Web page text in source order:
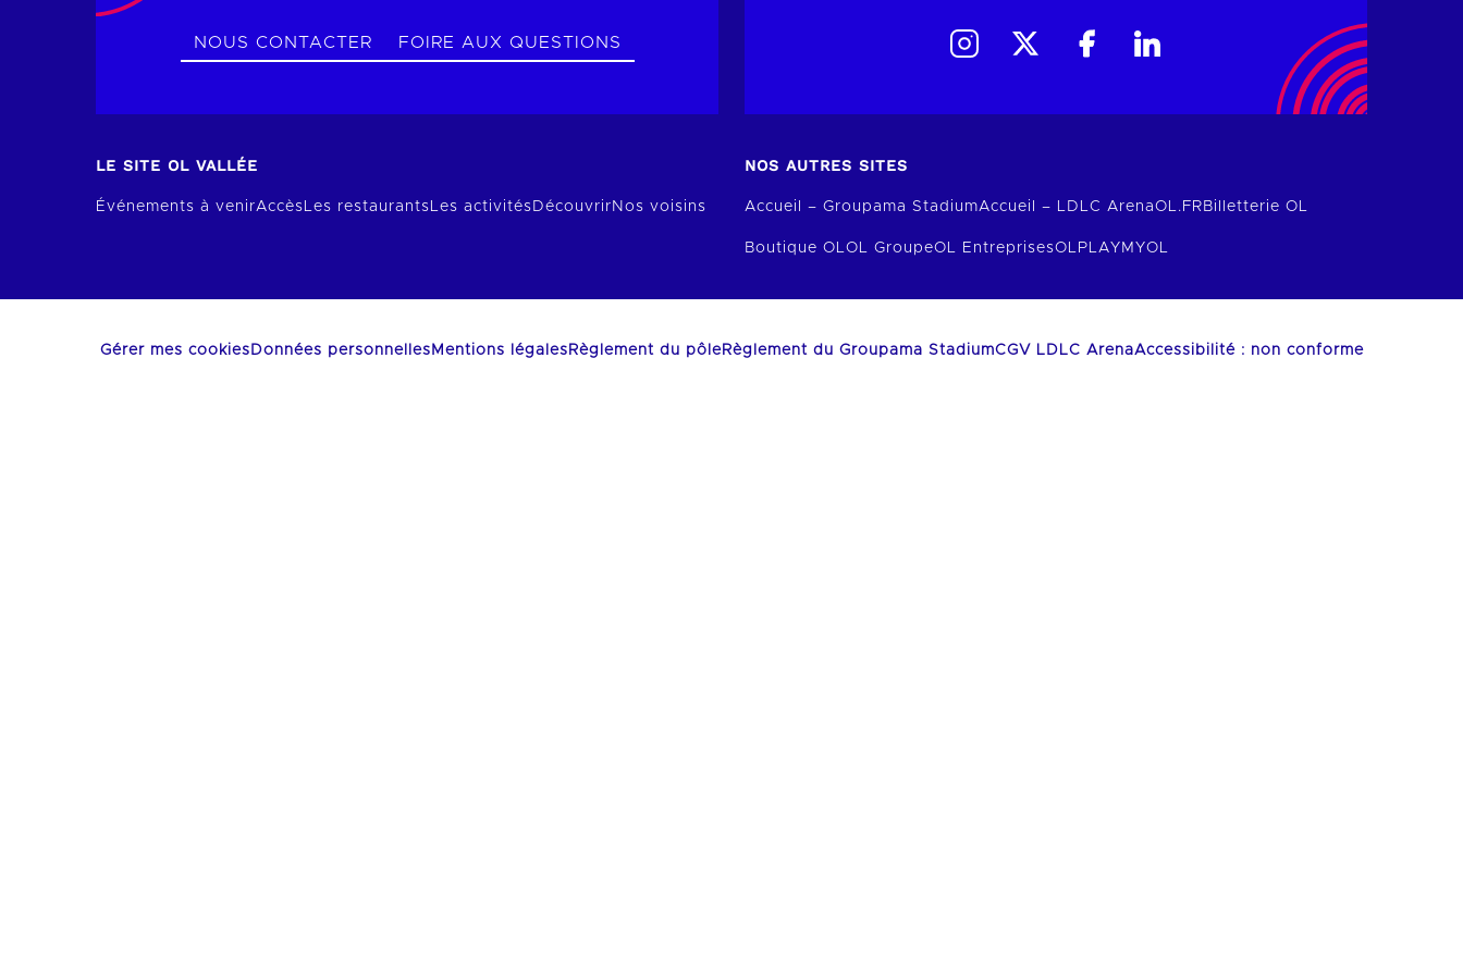
NOUS CONTACTER FOIRE AUX QUESTIONS
LE SITE OL VALLÉE
Événements à venirAccèsLes restaurantsLes activités Découvrir Nos voisins
NOS AUTRES SITES
Accueil – Groupama StadiumAccueil – LDLC ArenaOL.FR Billetterie OL
Boutique OLOL GroupeOL EntreprisesOLPLAY MYOL
Gérer mes cookies Données personnelles Mentions légales Règlement du pôleRèglement du Groupama StadiumCGV LDLC ArenaAccessibilité : non conforme